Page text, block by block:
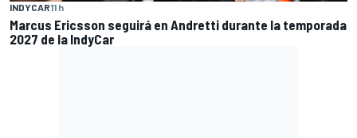
INDYCAR11 h
Marcus Ericsson seguirá en Andretti durante la temporada
2027 de la IndyCar